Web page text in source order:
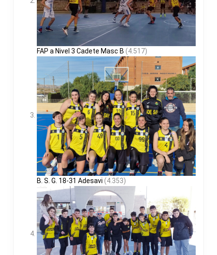
FAP a Nivel 3 Cadete Masc B (4.517)
B. S. G. 18-31 Adesavi (4.353)